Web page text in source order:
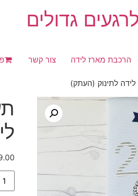
גדולים
הרכבת מארז לידה צור קשר
לתינוק (העתק)